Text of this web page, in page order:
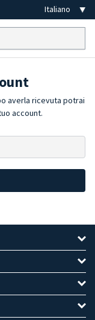
averla ricevuta potrai
account.